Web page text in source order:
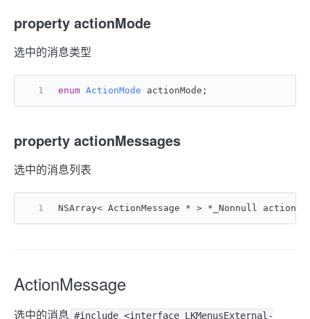
property actionMode
选中的消息类型
enum ActionMode actionMode;
property actionMessages
选中的消息列表
NSArray< ActionMessage * > *_Nonnull
ActionMessage
选中的消息 #include <interface_LKMenusExternal-